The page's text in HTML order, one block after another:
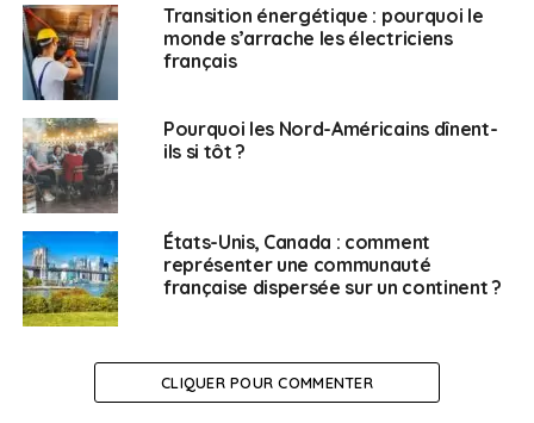
Se procurer Le n°2 du Journal des Français à
l’étranger !
Français à l'étranger
Transition énergétique : pourquoi le
monde s’arrache les électriciens
français
Pourquoi les Nord-Américains dînent-
ils si tôt ?
États-Unis, Canada : comment
représenter une communauté
française dispersée sur un continent ?
CLIQUER POUR COMMENTER